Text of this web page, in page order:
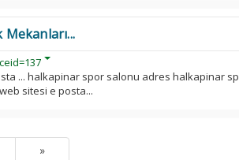
... halkapinar spor salonu adres halkapinar
sitesi e posta...
»